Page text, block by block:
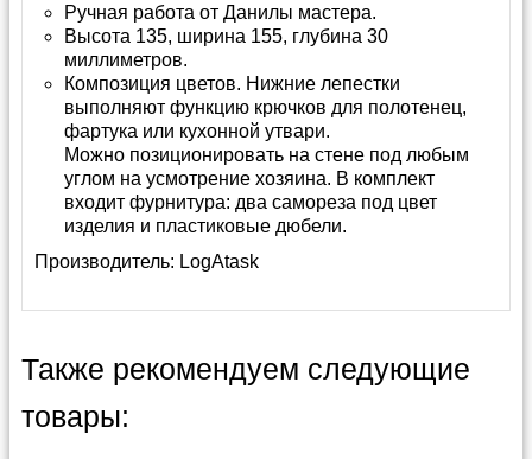
Ручная работа от Данилы мастера.
Высота 135, ширина 155, глубина 30
миллиметров.
Композиция цветов. Нижние лепестки
выполняют функцию крючков для полотенец,
фартука или кухонной утвари.
Можно позиционировать на стене под любым
углом на усмотрение хозяина. В комплект
входит фурнитура: два самореза под цвет
изделия и пластиковые дюбели.
Производитель: LogAtask
Также рекомендуем следующие
товары: